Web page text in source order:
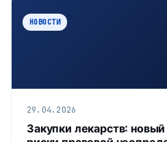
НОВОСТИ
29.04.2026
Закупки лекарств: